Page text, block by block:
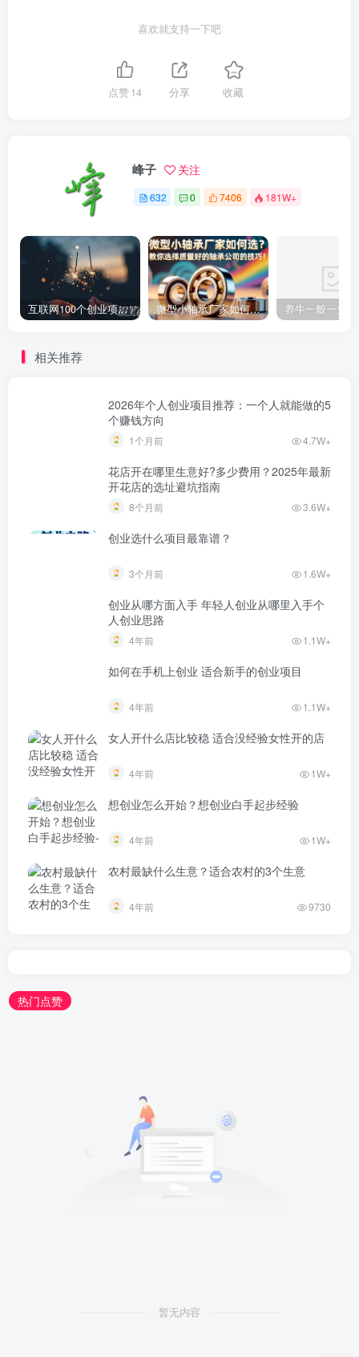
喜欢就支持一下吧
点赞14 分享 收藏
峰子 关注
632 0 7406 181W+
互联网100个创业项目 2022必火的创业项目 微型小轴承厂家如何选？教你选择质量好的轴承公司的技巧！
相关推荐
2026年个人创业项目推荐：一个人就能做的5
个赚钱方向
1个月前 4.7W+
花店开在哪里生意好?多少费用？2025年最新
开花店的选址避坑指南
8个月前 3.6W+
创业选什么项目最靠谱？
3个月前 1.6W+
创业从哪方面入手 年轻人创业从哪里入手个
人创业思路
4年前 1.1W+
如何在手机上创业 适合新手的创业项目
4年前 1.1W+
女人开什么店比较稳 适合没经验女性开的店
4年前 1W+
想创业怎么开始？想创业白手起步经验
4年前 1W+
农村最缺什么生意？适合农村的3个生意
4年前 9730
热门点赞
暂无内容